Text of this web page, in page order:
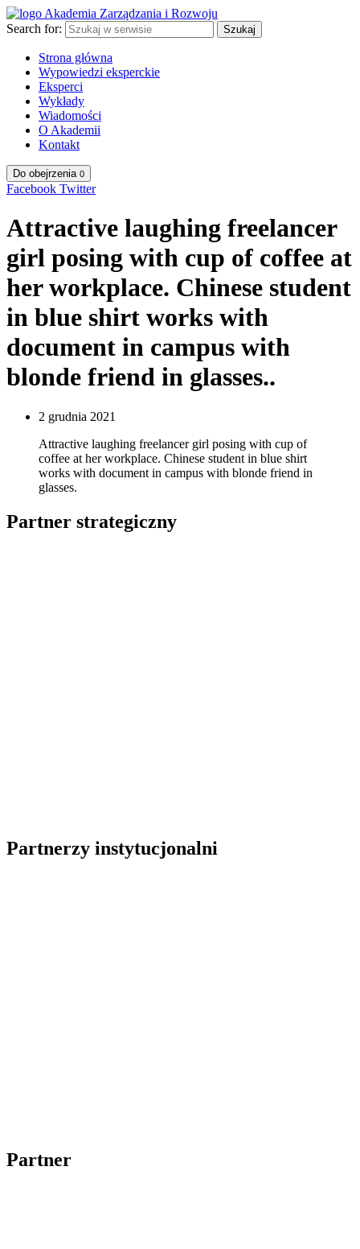
Search for: Szukaj
Strona główna
Wypowiedzi eksperckie
Eksperci
Wykłady
Wiadomości
O Akademii
Kontakt
Do obejrzenia 0
Facebook Twitter
Attractive laughing freelancer
girl posing with cup of coffee at
her workplace. Chinese student
in blue shirt works with
document in campus with
blonde friend in glasses..
2 grudnia 2021
Attractive laughing freelancer girl posing with cup of
coffee at her workplace. Chinese student in blue shirt
works with document in campus with blonde friend in
glasses.
Partner strategiczny
Partnerzy instytucjonalni
Partner